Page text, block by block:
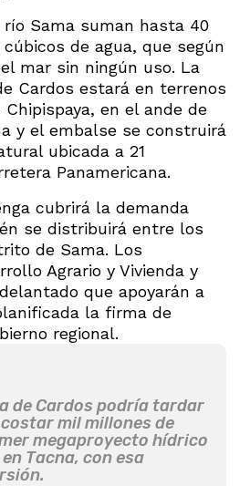
Sama suman hasta 40
de agua, que según
mar sin ningún uso. La
Cardos estará en terrenos
en el ande de
y el embalse se construirá
ubicada a 21
Panamericana.
cubrirá la demanda
se distribuirá entre los
de Sama. Los
Agrario y Vivienda y
que apoyarán a
la firma de
regional.
de Cardos podría tardar
mil millones de
megaproyecto hídrico
Tacna, con esa